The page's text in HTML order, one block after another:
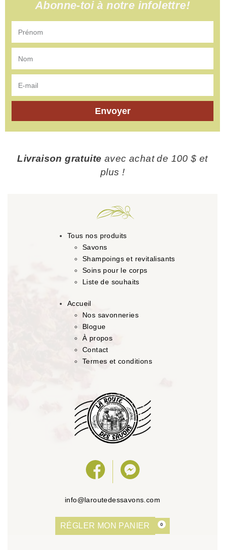
Abonne-toi à notre infolettre!
Envoyer
Livraison gratuite avec achat de 100 $ et
plus !
Tous nos produits
Savons
Shampoings et revitalisants
Soins pour le corps
Liste de souhaits
Accueil
Nos savonneries
Blogue
À propos
Contact
Termes et conditions
info@laroutedessavons.com
RÉGLER MON PANIER 0